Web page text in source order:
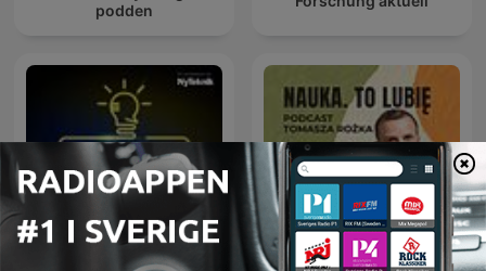
podden